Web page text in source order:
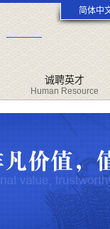
诚聘英才
Human Resource
简体中